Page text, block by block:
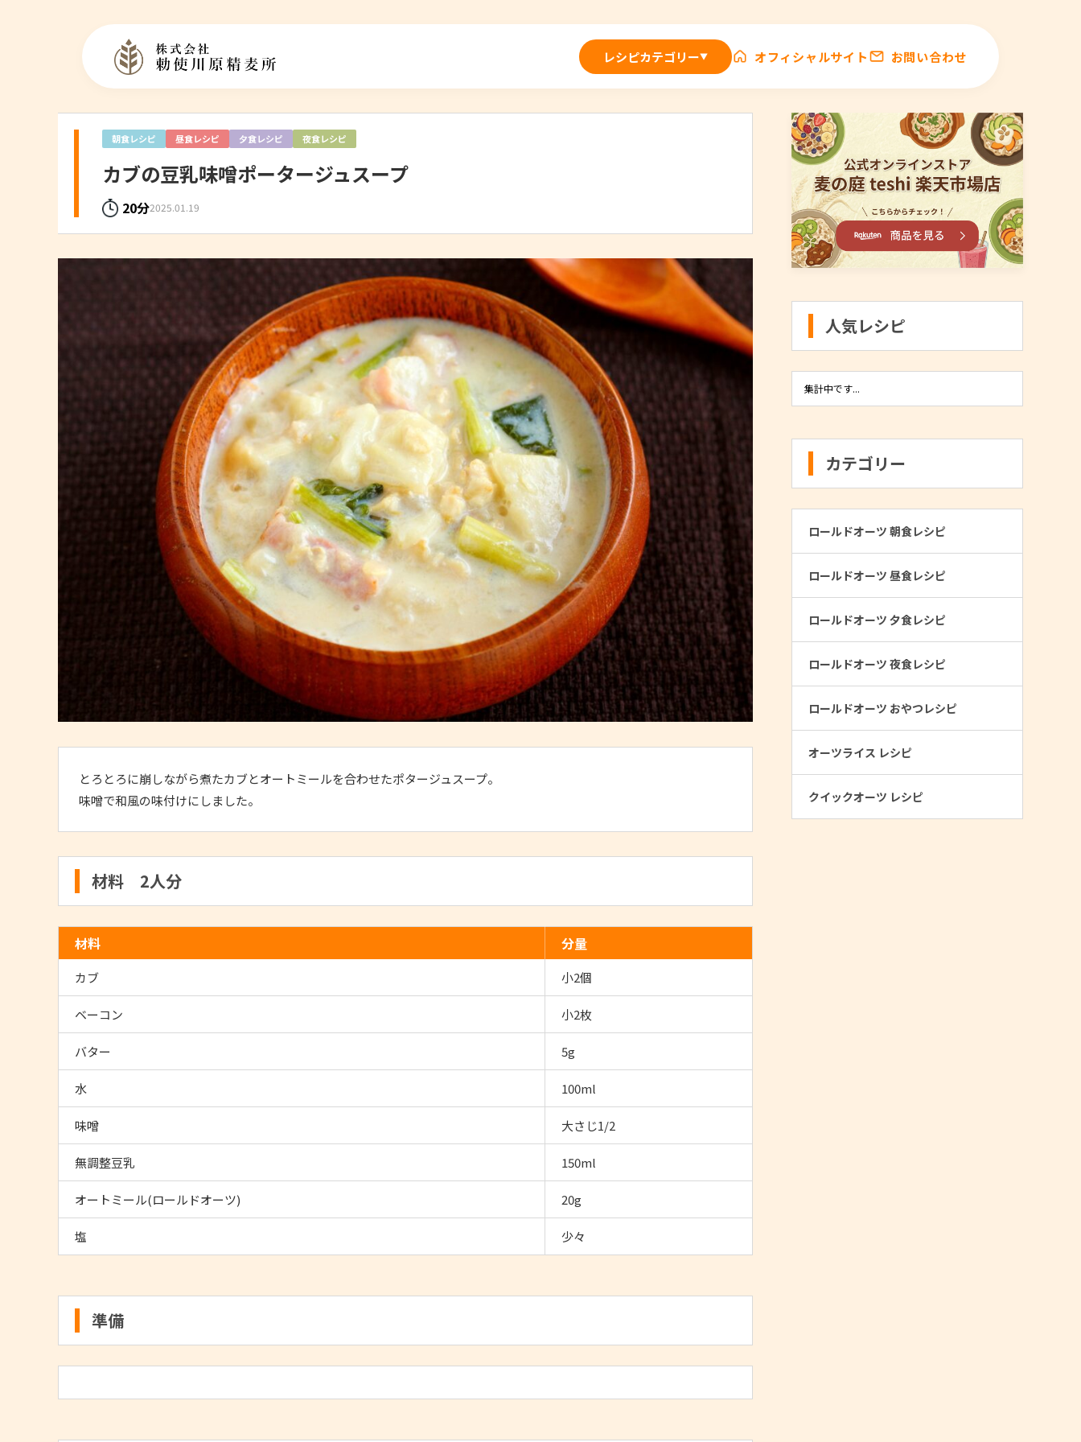
レシピカテゴリー▼ オフィシャルサイト お問い合わせ
朝食レシピ 昼食レシピ 夕食レシピ 夜食レシピ
カブの豆乳味噌ポータージュスープ
20分2025.01.19
とろとろに崩しながら煮たカブとオートミールを合わせたポタージュスープ。
味噌で和風の味付けにしました。
材料 2人分
材料 分量
カブ 小2個
ベーコン 小2枚
バター 5g
水 100ml
味噌 大さじ1/2
無調整豆乳 150ml
オートミール(ロールドオーツ) 20g
塩 少々
準備
人気レシピ
集計中です...
カテゴリー
ロールドオーツ 朝食レシピ
ロールドオーツ 昼食レシピ
ロールドオーツ 夕食レシピ
ロールドオーツ 夜食レシピ
ロールドオーツ おやつレシピ
オーツライス レシピ
クイックオーツ レシピ